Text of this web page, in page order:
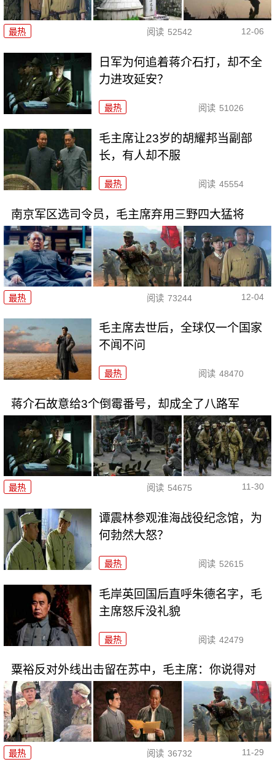
最热 阅读 52542 12-06
日军为何追着蒋介石打，却不全
力进攻延安？
最热 阅读 51026
毛主席让23岁的胡耀邦当副部
长，有人却不服
最热 阅读 45554
南京军区选司令员，毛主席弃用三野四大猛将
最热 阅读 73244 12-04
毛主席去世后，全球仅一个国家
不闻不问
最热 阅读 48470
蒋介石故意给3个倒霉番号，却成全了八路军
最热 阅读 54675 11-30
谭震林参观淮海战役纪念馆，为
何勃然大怒？
最热 阅读 52615
毛岸英回国后直呼朱德名字，毛
主席怒斥没礼貌
最热 阅读 42479
粟裕反对外线出击留在苏中，毛主席：你说得对
最热 阅读 36732 11-29